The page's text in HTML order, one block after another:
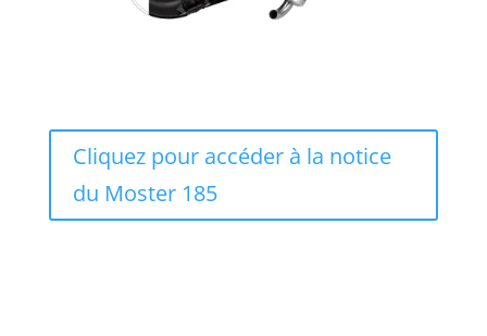
Cliquez pour accéder à la notice
du Moster 185